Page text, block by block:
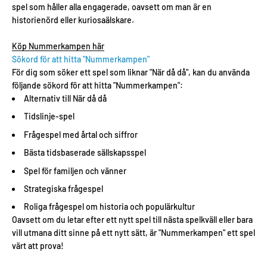
spel som håller alla engagerade, oavsett om man är en
historienörd eller kuriosaälskare.
Köp Nummerkampen här
Sökord för att hitta "Nummerkampen"
För dig som söker ett spel som liknar "När då då", kan du använda
följande sökord för att hitta "Nummerkampen":
Alternativ till När då då
Tidslinje-spel
Frågespel med årtal och siffror
Bästa tidsbaserade sällskapsspel
Spel för familjen och vänner
Strategiska frågespel
Roliga frågespel om historia och populärkultur
Oavsett om du letar efter ett nytt spel till nästa spelkväll eller bara
vill utmana ditt sinne på ett nytt sätt, är "Nummerkampen" ett spel
värt att prova!